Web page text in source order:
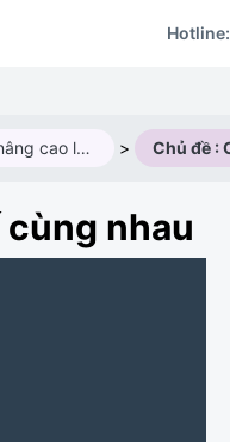
Hotline:
Toán cơ bản nâng cao lớp 6AV1 (2025 - 2026) >
nhau